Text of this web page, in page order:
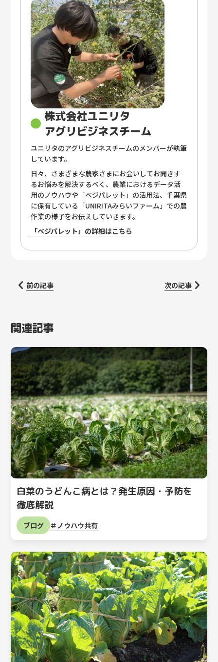
株式会社ユニリタ
アグリビジネスチーム
ユニリタのアグリビジネスチームのメンバーが執筆
しています。
日々、さまざまな農家さまにお会いしてお聞きす
るお悩みを解決するべく、農業におけるデータ活
用のノウハウや「ベジパレット」の活用法、千葉県
に保有している「UNIRITAみらいファーム」での農
作業の様子をお伝えしていきます。
「ベジパレット」の詳細はこちら
前の記事 次の記事
関連記事
白菜のうどんこ病とは？発生原因・予防を
徹底解説
ブログ ノウハウ共有